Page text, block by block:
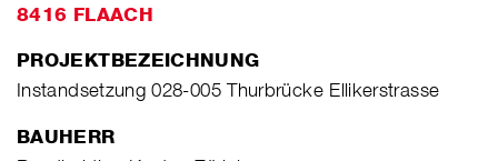
8416 FLAACH
PROJEKTBEZEICHNUNG
Instandsetzung 028-005 Thurbrücke Ellikerstrasse
BAUHERR